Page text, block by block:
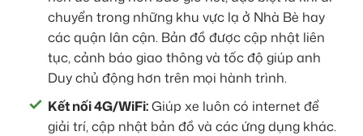
chuyển trong những khu vực lạ ở Nhà Bè hay
các quận lân cận. Bản đồ được cập nhật liên
tục, cảnh báo giao thông và tốc độ giúp anh
Duy chủ động hơn trên mọi hành trình.
Kết nối 4G/WiFi:Giúp xe luôn có internet để
giải trí, cập nhật bản đồ và các ứng dụng khác.